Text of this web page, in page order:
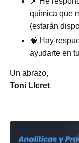
química que
(estarán
🧠 Hay
ayudarte en
Un abrazo,
Toni Lloret